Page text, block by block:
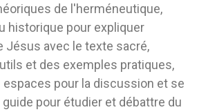
de l'herméneutique,
historique pour expliquer
Jésus avec le texte sacré,
et des exemples pratiques,
pour la discussion et se
pour étudier et débattre du